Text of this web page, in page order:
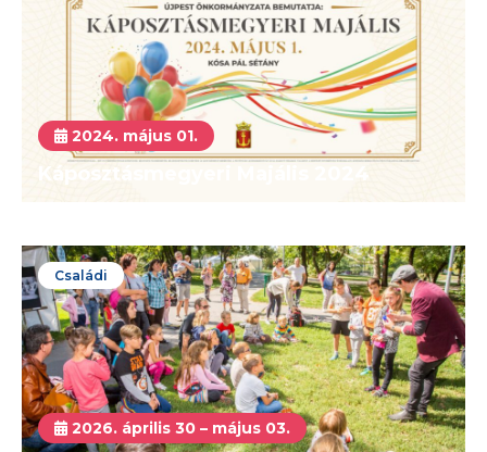
2024. május 01.
Káposztásmegyeri Majális 2024
Családi
2026. április 30 – május 03.